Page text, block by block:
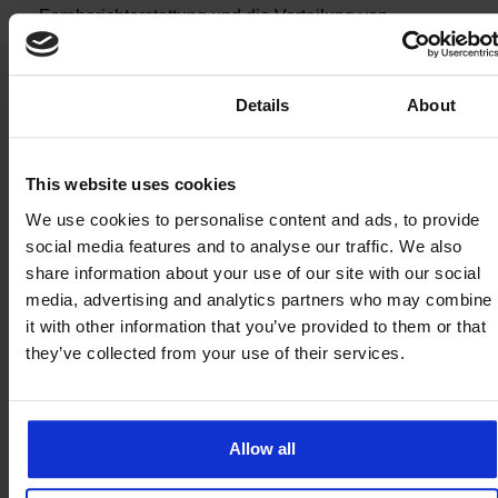
Details About
This website uses cookies
We use cookies to personalise content and ads, to provide
social media features and to analyse our traffic. We also
share information about your use of our site with our social
media, advertising and analytics partners who may combine
it with other information that you’ve provided to them or that
they’ve collected from your use of their services.
Allow all
Fernberichterstattung und die Verteilung von
Inhalten. Sie bieten zuverlässige
immer sie benötigt werden.